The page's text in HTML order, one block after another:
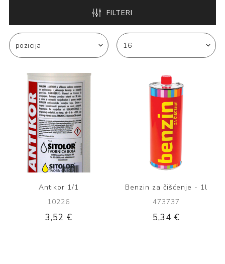
FILTERI
Antikor 1/1
10226
3,52 €
Benzin za čišćenje - 1l
473737
5,34 €